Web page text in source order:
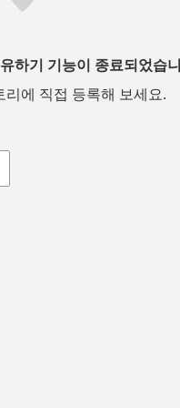
하기 기능이 종료되었습
에 직접 등록해 보세요.